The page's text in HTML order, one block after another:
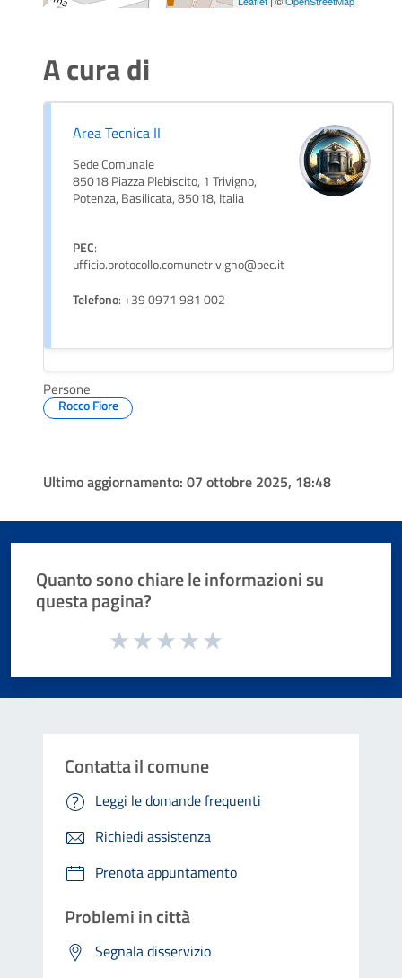
A cura di
Area Tecnica II
Sede Comunale
85018 Piazza Plebiscito, 1 Trivigno,
Potenza, Basilicata, 85018, Italia
PEC:
ufficio.protocollo.comunetrivigno@pec.it
Telefono: +39 0971 981 002
Persone
Rocco Fiore
Ultimo aggiornamento: 07 ottobre 2025, 18:48
Quanto sono chiare le informazioni su
questa pagina?
Valuta da 1 a 5 stelle la pagina
Contatta il comune
Leggi le domande frequenti
Richiedi assistenza
Prenota appuntamento
Problemi in città
Segnala disservizio